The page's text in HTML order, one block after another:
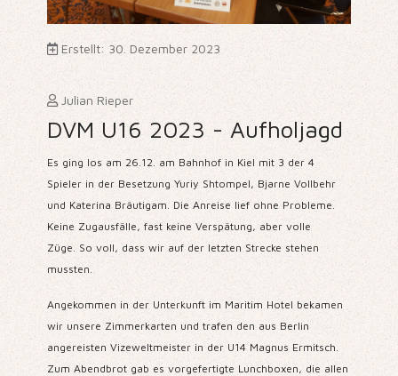
Erstellt: 30. Dezember 2023
Julian Rieper
DVM U16 2023 - Aufholjagd
Es ging los am 26.12. am Bahnhof in Kiel mit 3 der 4
Spieler in der Besetzung Yuriy Shtompel, Bjarne Vollbehr
und Katerina Bräutigam. Die Anreise lief ohne Probleme.
Keine Zugausfälle, fast keine Verspätung, aber volle
Züge. So voll, dass wir auf der letzten Strecke stehen
mussten.
Angekommen in der Unterkunft im Maritim Hotel bekamen
wir unsere Zimmerkarten und trafen den aus Berlin
angereisten Vizeweltmeister in der U14 Magnus Ermitsch.
Zum Abendbrot gab es vorgefertigte Lunchboxen, die allen